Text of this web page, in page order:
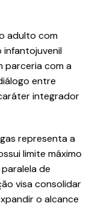
adulto com
infantojuvenil
parceria com a
entre
integrador
representa a
limite máximo
de
visa consolidar
o alcance